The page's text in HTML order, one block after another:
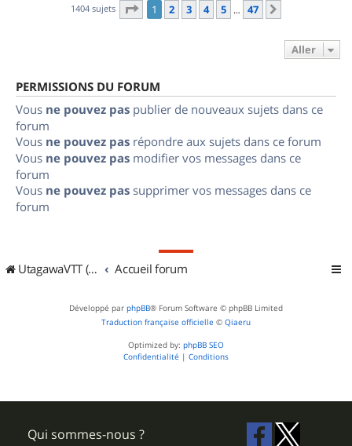
1404 sujets Page 1sur
1 2 3 4 5 … 47
Aller
PERMISSIONS DU FORUM
Vous ne pouvez pas publier de nouveaux sujets dans ce
forum
Vous ne pouvez pas répondre aux sujets dans ce forum
Vous ne pouvez pas modifier vos messages dans ce
forum
Vous ne pouvez pas supprimer vos messages dans ce
forum
UtagawaVTT (Randos VTT et VTTAE avec traces GPS) Accueil forum
Développé par phpBB® Forum Software © phpBB Limited
Traduction française officielle © Qiaeru
Optimized by: phpBB SEO
Confidentialité | Conditions
Qui sommes-nous ?